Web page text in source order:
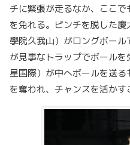
チに緊張が走るなか、ここ
を免れる。ピンチを脱した
學院久我山）がロングボー
が見事なトラップでボール
星国際）が中へボールを送
を奪われ、チャンスを活かす